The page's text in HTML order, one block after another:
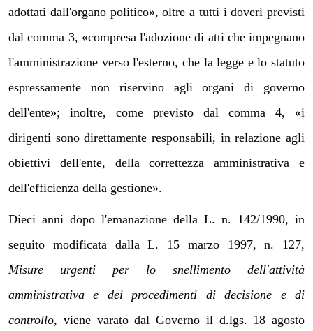
adottati dall'organo politico», oltre a tutti i doveri previsti
dal comma 3, «compresa l'adozione di atti che impegnano
l'amministrazione verso l'esterno, che la legge e lo statuto
espressamente non riservino agli organi di governo
dell'ente»; inoltre, come previsto dal comma 4, «i
dirigenti sono direttamente responsabili, in relazione agli
obiettivi dell'ente, della correttezza amministrativa e
dell'efficienza della gestione».
Dieci anni dopo l'emanazione della L. n. 142/1990, in
seguito modificata dalla L. 15 marzo 1997, n. 127,
Misure urgenti per lo snellimento dell'attività
amministrativa e dei procedimenti di decisione e di
controllo, viene varato dal Governo il d.lgs. 18 agosto